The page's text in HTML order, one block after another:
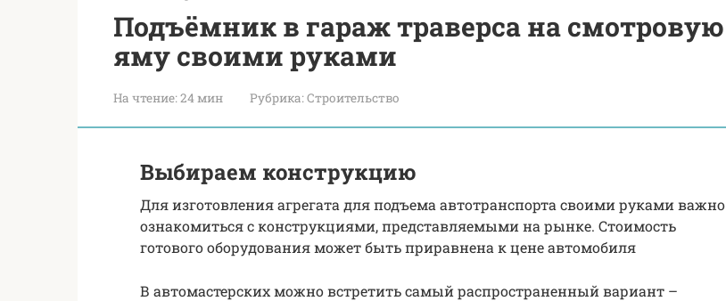
Подъёмник в гараж траверса на смотровую
яму своими руками
На чтение:24 мин Рубрика:Строительство
Выбираем конструкцию
Для изготовления агрегата для подъема автотранспорта своими руками важно
ознакомиться с конструкциями, представляемыми на рынке. Стоимость
готового оборудования может быть приравнена к цене автомобиля
В автомастерских можно встретить самый распространенный вариант –